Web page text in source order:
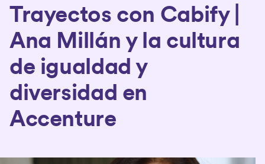
Trayectos con Cabify |
Ana Millán y la cultura
de igualdad y
diversidad en
Accenture